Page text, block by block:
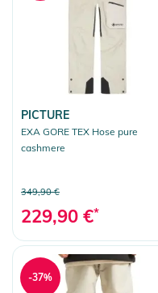
PICTURE
EXA GORE TEX Hose pure
cashmere
349,90 €
229,90 €*
-37%